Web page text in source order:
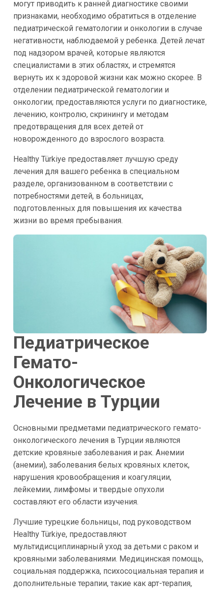
могут приводить к ранней диагностике своими
признаками, необходимо обратиться в отделение
педиатрической гематологии и онкологии в случае
негативности, наблюдаемой у ребенка. Детей лечат
под надзором врачей, которые являются
специалистами в этих областях, и стремятся
вернуть их к здоровой жизни как можно скорее. В
отделении педиатрической гематологии и
онкологии; предоставляются услуги по диагностике,
лечению, контролю, скринингу и методам
предотвращения для всех детей от
новорожденного до взрослого возраста.
Healthy Türkiye предоставляет лучшую среду
лечения для вашего ребенка в специальном
разделе, организованном в соответствии с
потребностями детей, в больницах,
подготовленных для повышения их качества
жизни во время пребывания.
Педиатрическое
Гемато-
Онкологическое
Лечение в Турции
Основными предметами педиатрического гемато-
онкологического лечения в Турции являются
детские кровяные заболевания и рак. Анемии
(анемии), заболевания белых кровяных клеток,
нарушения кровообращения и коагуляции,
лейкемии, лимфомы и твердые опухоли
составляют его области изучения.
Лучшие турецкие больницы, под руководством
Healthy Türkiye, предоставляют
мультидисциплинарный уход за детьми с раком и
кровяными заболеваниями. Медицинская помощь,
социальная поддержка, психосоциальная терапия и
дополнительные терапии, такие как арт-терапия,